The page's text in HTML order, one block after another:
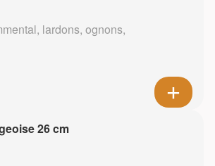
lardons, ognons,
26 cm